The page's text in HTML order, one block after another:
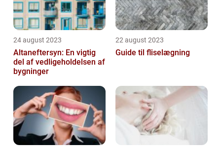
24 august 2023
Altaneftersyn: En vigtig
del af vedligeholdelsen af
bygninger
22 august 2023
Guide til fliselægning